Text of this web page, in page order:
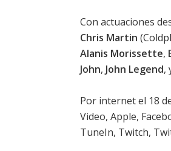
Con actuaciones
Chris Martin
Alanis Morissette,
John, John Legend,
Por internet el 18
Video, Apple,
TuneIn, Twitch,